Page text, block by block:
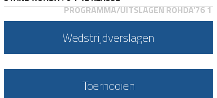
PROGRAMMA/UITSLAGEN ROHDA'76 1
Wedstrijdverslagen
Toernooien